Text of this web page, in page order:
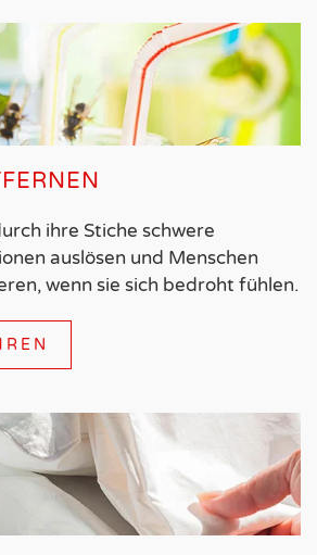
ihre Stiche schwere
auslösen und Menschen
wenn sie sich bedroht fühlen.